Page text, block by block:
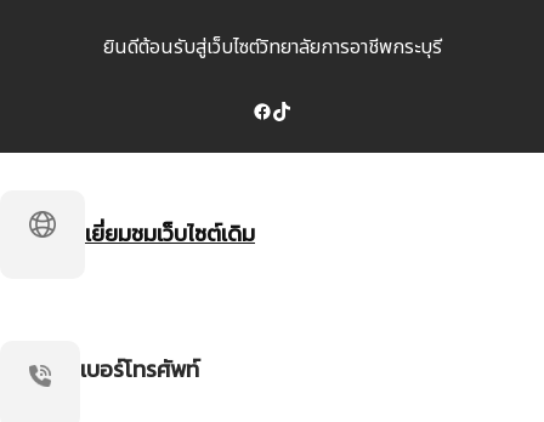
ยินดีต้อนรับสู่เว็บไซต์วิทยาลัยการอาชีพกระบุรี
Facebook TikTok
เยี่ยมชมเว็บไซต์เดิม
เบอร์โทรศัพท์